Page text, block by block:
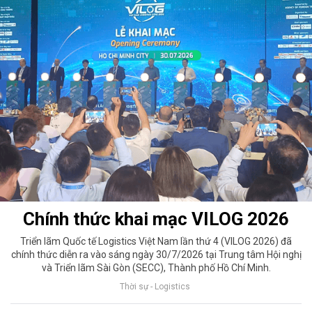
Chính thức khai mạc VILOG 2026
Triển lãm Quốc tế Logistics Việt Nam lần thứ 4 (VILOG 2026) đã
chính thức diễn ra vào sáng ngày 30/7/2026 tại Trung tâm Hội nghị
và Triển lãm Sài Gòn (SECC), Thành phố Hồ Chí Minh.
Thời sự - Logistics